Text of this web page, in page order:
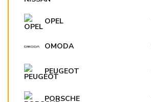
OPEL
OMODA
PEUGEOT
PORSCHE